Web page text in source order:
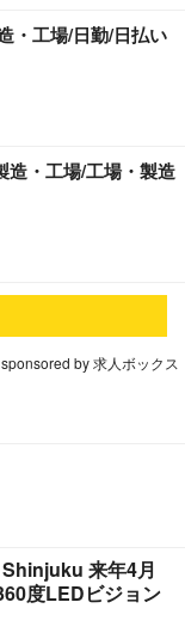
・工場/日勤/日払い
造・工場/工場・製造
sponsored by 求人ボックス
来年4月
度LEDビジョン